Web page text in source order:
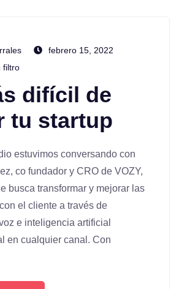
febrero 15, 2022
filtro
difícil de
tu startup
estuvimos conversando con
co fundador y CRO de VOZY,
busca transformar y mejorar las
el cliente a través de
e inteligencia artificial
en cualquier canal. Con